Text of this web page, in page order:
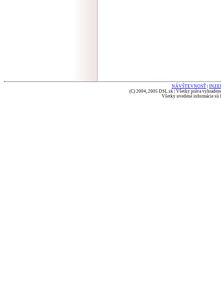
NÁVŠTEVNOSŤ
(C) 2004, 2005 DSL.sk | Všetky práva
Všetky uvedené informácie sú